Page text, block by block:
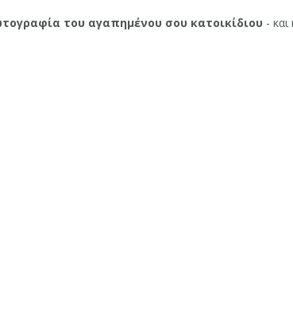
του αγαπημένου σου κατοικίδιου -